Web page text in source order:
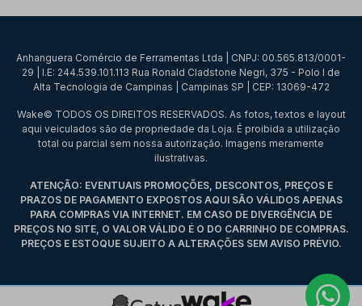
Anhanguera Comércio de Ferramentas Ltda | CNPJ: 00.565.813/0001-
29 | I.E: 244.539.101.113 Rua Ronald Cladstone Negri, 375 - Polo I de
Alta Tecnologia de Campinas | Campinas SP | CEP: 13069-472
Wake© TODOS OS DIREITOS RESERVADOS. As fotos, textos e layout
aqui veiculados são de propriedade da Loja. É proibida a utilização
total ou parcial sem nossa autorização. Imagens meramente
ilustrativas.
ATENÇÃO: EVENTUAIS PROMOÇÕES, DESCONTOS, PREÇOS E
PRAZOS DE PAGAMENTO EXPOSTOS AQUI SÃO VÁLIDOS APENAS
PARA COMPRAS VIA INTERNET. EM CASO DE DIVERGÊNCIA DE
PREÇOS NO SITE, O VALOR VÁLIDO É O DO CARRINHO DE COMPRAS.
PREÇOS E ESTOQUE SUJEITO A ALTERAÇÕES SEM AVISO PRÉVIO.